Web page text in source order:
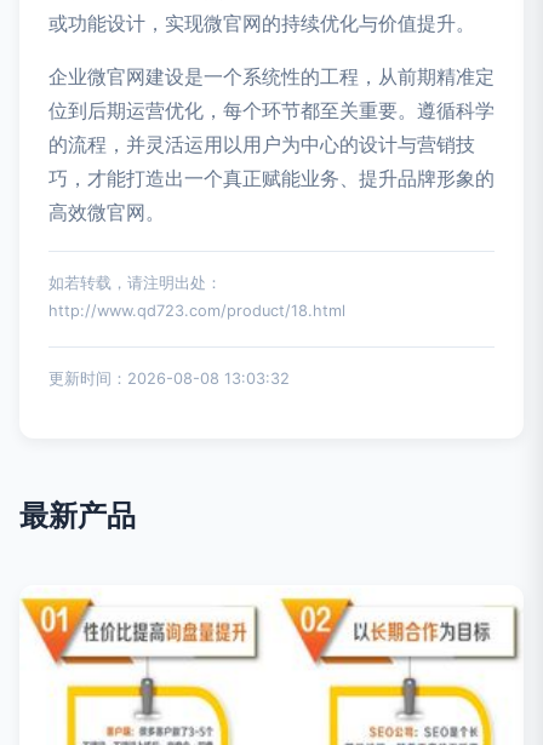
或功能设计，实现微官网的持续优化与价值提升。
企业微官网建设是一个系统性的工程，从前期精准定
位到后期运营优化，每个环节都至关重要。遵循科学
的流程，并灵活运用以用户为中心的设计与营销技
巧，才能打造出一个真正赋能业务、提升品牌形象的
高效微官网。
如若转载，请注明出处：
http://www.qd723.com/product/18.html
更新时间：2026-08-08 13:03:32
最新产品